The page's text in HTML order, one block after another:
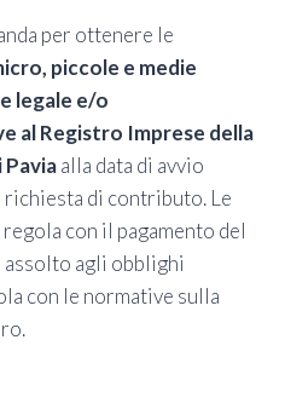
per ottenere le
piccole e medie
legale e/o
al Registro Imprese della
Paviaalla data di avvio
di contributo. Le
con il pagamento del
assolto agli obblighi
con le normative sulla